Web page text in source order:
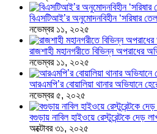
বিএসটিআই’র অনুমোদনবিহীন ‘সরিষার
নভেম্বর ১১, ২০২৫
রাজশাহী মহানগরীতে বিভিন্ন অপরাধের
নভেম্বর ১১, ২০২৫
আরএমপি’র বোয়ালিয়া থানার অভিযানে
নভেম্বর ৫, ২০২৫
বগুড়ায় নাবিল হাইওয়ে রেস্টুরেন্টকে দেড়
অক্টোবর ৩১, ২০২৫